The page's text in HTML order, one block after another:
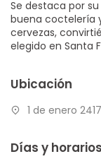
Se destaca por
buena coctelería
cervezas,
elegido en Santa
Ubicación
1 de enero
Días y horarios